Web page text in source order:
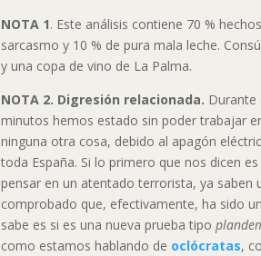
NOTA 1. Este análisis contiene 70 %
sarcasmo y 10 % de pura mala leche.
y una copa de vino de La Palma.
NOTA 2. Digresión relacionada. Durante
minutos hemos estado sin poder trabajar
ninguna otra cosa, debido al apagón
toda España. Si lo primero que nos dicen
pensar en un atentado terrorista, ya saben
comprobado que, efectivamente, ha sido
sabe es si es una nueva prueba tipo
como estamos hablando de oclócratas,